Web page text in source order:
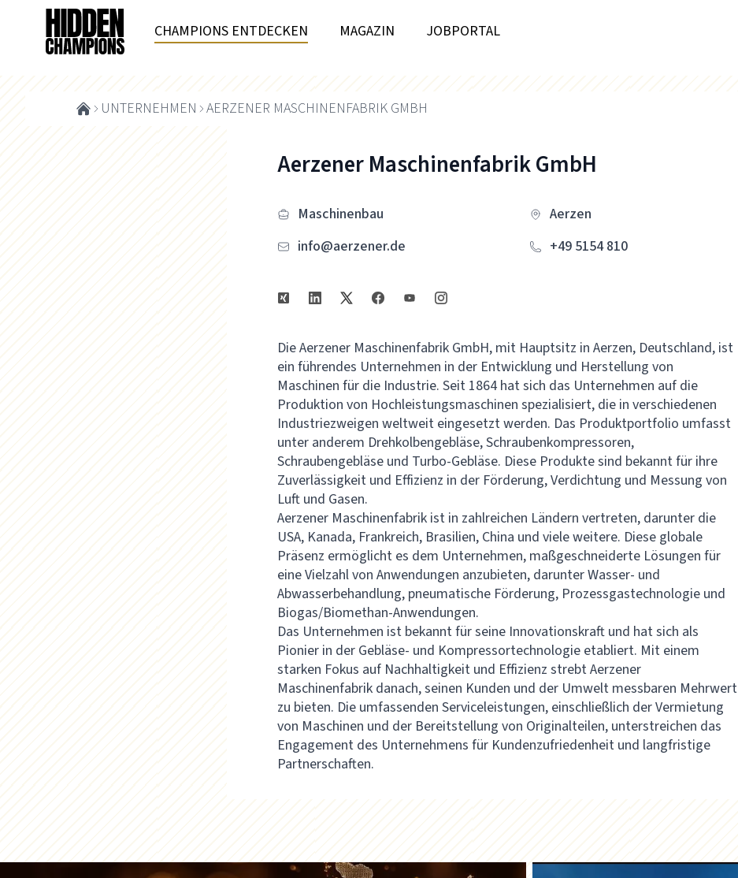
CHAMPIONS ENTDECKEN MAGAZIN JOBPORTAL
UNTERNEHMEN AERZENER MASCHINENFABRIK GMBH
Aerzener Maschinenfabrik GmbH
Maschinenbau
Aerzen
info@aerzener.de
+49 5154 810
Die Aerzener Maschinenfabrik GmbH, mit Hauptsitz in Aerzen, Deutschland, ist
ein führendes Unternehmen in der Entwicklung und Herstellung von
Maschinen für die Industrie. Seit 1864 hat sich das Unternehmen auf die
Produktion von Hochleistungsmaschinen spezialisiert, die in verschiedenen
Industriezweigen weltweit eingesetzt werden. Das Produktportfolio umfasst
unter anderem Drehkolbengebläse, Schraubenkompressoren,
Schraubengebläse und Turbo-Gebläse. Diese Produkte sind bekannt für ihre
Zuverlässigkeit und Effizienz in der Förderung, Verdichtung und Messung von
Luft und Gasen.
Aerzener Maschinenfabrik ist in zahlreichen Ländern vertreten, darunter die
USA, Kanada, Frankreich, Brasilien, China und viele weitere. Diese globale
Präsenz ermöglicht es dem Unternehmen, maßgeschneiderte Lösungen für
eine Vielzahl von Anwendungen anzubieten, darunter Wasser- und
Abwasserbehandlung, pneumatische Förderung, Prozessgastechnologie und
Biogas/Biomethan-Anwendungen.
Das Unternehmen ist bekannt für seine Innovationskraft und hat sich als
Pionier in der Gebläse- und Kompressortechnologie etabliert. Mit einem
starken Fokus auf Nachhaltigkeit und Effizienz strebt Aerzener
Maschinenfabrik danach, seinen Kunden und der Umwelt messbaren Mehrwert
zu bieten. Die umfassenden Serviceleistungen, einschließlich der Vermietung
von Maschinen und der Bereitstellung von Originalteilen, unterstreichen das
Engagement des Unternehmens für Kundenzufriedenheit und langfristige
Partnerschaften.